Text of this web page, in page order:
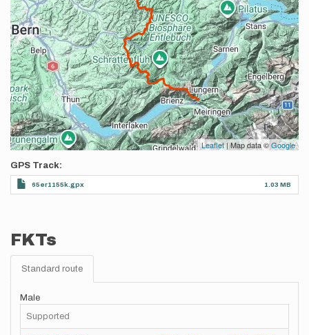
Leaflet| Map data ©Google
GPS Track
65er1155k.gpx 1.03 MB
FKTs
Standard route
Male
Supported